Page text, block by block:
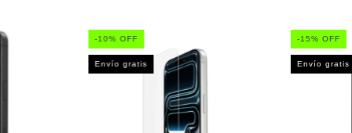
-10% OFF
Envío gratis
-15% OFF
Envío gratis